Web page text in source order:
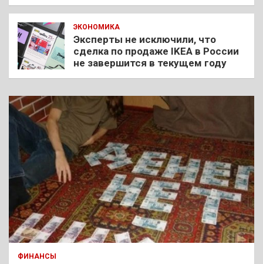
ЭКОНОМИКА
Эксперты не исключили, что
сделка по продаже IKEA в России
не завершится в текущем году
ФИНАНСЫ